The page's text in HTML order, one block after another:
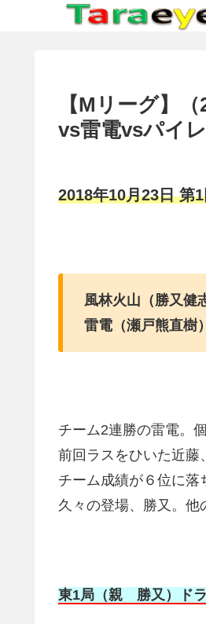
【Mリーグ】
vs雷電vsパイ
2018年10月23日 第
風林火山（勝又健
雷電（瀬戸熊直樹
チーム2連勝の雷電。
前回ラスをひいた近藤
チーム成績が６位に落
久々の登場、勝又。他
東1局（親 勝又）ド